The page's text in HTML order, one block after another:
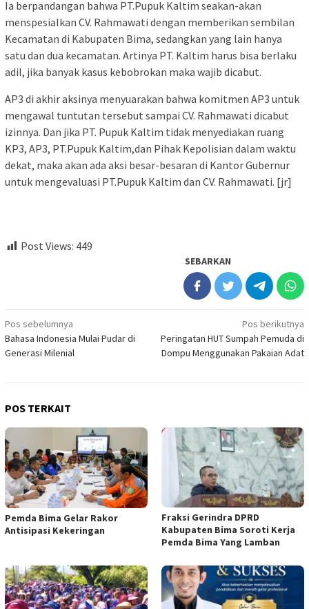
Ia berpandangan bahwa PT.Pupuk Kaltim seakan-akan
menspesialkan CV. Rahmawati dengan memberikan sembilan
Kecamatan di Kabupaten Bima, sedangkan yang lain hanya
satu dan dua kecamatan. Artinya PT. Kaltim harus bisa berlaku
adil, jika banyak kasus kebobrokan maka wajib dicabut.
AP3 di akhir aksinya menyuarakan bahwa komitmen AP3 untuk
mengawal tuntutan tersebut sampai CV. Rahmawati dicabut
izinnya. Dan jika PT. Pupuk Kaltim tidak menyediakan ruang
KP3, AP3, PT.Pupuk Kaltim,dan Pihak Kepolisian dalam waktu
dekat, maka akan ada aksi besar-besaran di Kantor Gubernur
untuk mengevaluasi PT.Pupuk Kaltim dan CV. Rahmawati. [jr]
Post Views: 449
SEBARKAN
Navigasi
pos
Pos sebelumnya
Bahasa Indonesia Mulai Pudar di
Generasi Milenial
Pos berikutnya
Peringatan HUT Sumpah Pemuda di
Dompu Menggunakan Pakaian Adat
POS TERKAIT
Pemda Bima Gelar Rakor
Antisipasi Kekeringan
Fraksi Gerindra DPRD
Kabupaten Bima Soroti Kerja
Pemda Bima Yang Lamban